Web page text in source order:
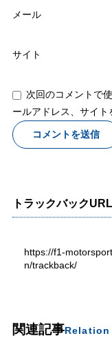
メール
サイト
次回のコメントで
ールアドレス、サイト
トラックバックURL
https://f1-
n/trackback/
関連記事Relation